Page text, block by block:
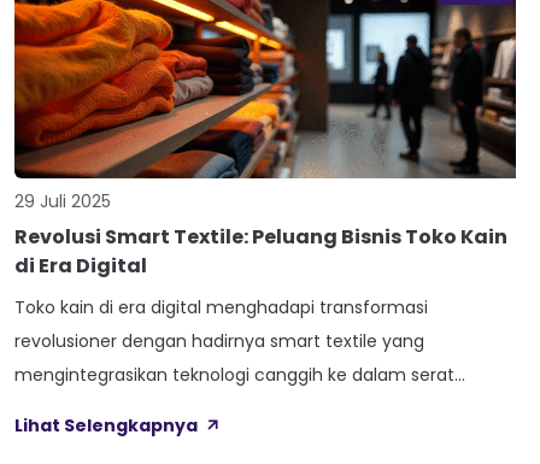
29 Juli 2025
Revolusi Smart Textile: Peluang Bisnis Toko Kain
di Era Digital
Toko kain di era digital menghadapi transformasi
revolusioner dengan hadirnya smart textile yang
mengintegrasikan teknologi canggih ke dalam serat
belum pernah ada sebelumnya, dimana kain tidak lagi
Lihat Selengkapnya